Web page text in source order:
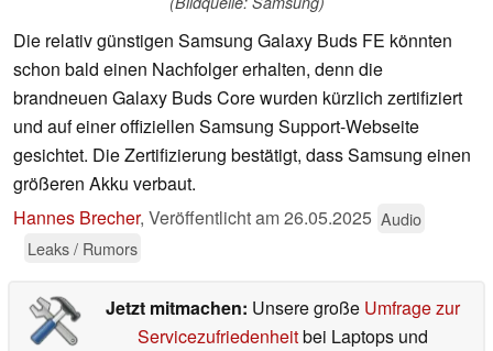
Die relativ günstigen Samsung Galaxy Buds FE könnten
schon bald einen Nachfolger erhalten, denn die
brandneuen Galaxy Buds Core wurden kürzlich zertifiziert
und auf einer offiziellen Samsung Support-Webseite
gesichtet. Die Zertifizierung bestätigt, dass Samsung einen
größeren Akku verbaut.
Hannes Brecher, Veröffentlicht am26.05.2025 Audio
Leaks / Rumors
Jetzt mitmachen: Unsere große Umfrage zur
Servicezufriedenheitbei Laptops und